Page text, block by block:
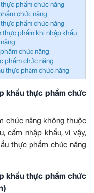
phẩm chức năng
chức năng
phẩm chức năng
phẩm khi nhập khẩu
chức năng
phẩm chức năng
thực phẩm chức năng
khẩu thực phẩm chức
chức năng không thuộc
cấm nhập khẩu, vì vậy,
thực phẩm chức năng
khẩu thực phẩm chức